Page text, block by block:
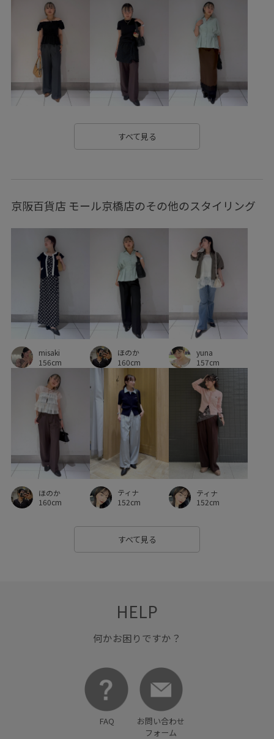
vis_26ssbag vis_26ss_summergoods
vis_26ss_summertops vis_br31 VIS_ceremony_2026
VIS_hotbeauty_styling vis_junetops vis_pickuppants
vis_pickuptops Wtops_pickup
きちんと感 きれいめ さらっとした着心地
ふかふか
カットソー クッション クッション性 クルーネック
サイドスリット シンプル シンプルなトップス
シンプルなニット ジャケット スカート スッキリ
スッキリ見え ストラップ スリット セット
セットアップ セットアップ対象商品 タック
チェーン デイリーで活躍 ドルマンシルエット
ニット ニット素材 パンツにもスカートにも
フィット感 フェミニン フォーマル
フォーマルシーン フレンチスリーブ ベルト
ベーシック ポーチ ラインストーン
ラリエット レイヤード ワイドパンツ
ワンショルダー 伸縮性 低反発 入園式
内ポケット 卒園式入学式 卒業式入学式
吸水速乾 小さいポーチ
普段使い 歩きやすい 洗濯機で洗える
すべて見る
京阪百貨店 モール京橋店のその他のスタイリング
misaki
156cm
ほのか
160cm
yuna
157cm
ほのか
160cm
ティナ
152cm
ティナ
152cm
すべて見る
HELP
何かお困りですか？
FAQ
お問い合わせ
フォーム